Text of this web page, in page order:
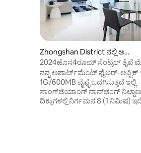
Zhongshan District ನಲ್ಲಿ ಅ
ಪಾರ್ಟ್‌ಮಂಟ್
2024ಹೊಸ4ರೂಮ್ ಸೆಂಟ್ರಲ್ ತೈಪೆ
ನಿಮಿಷದ ದೂರದಲ್ಲಿ 松江南京双鉄
ನನ್ನ ಅಪಾರ್ಟ್‌ಮೆಂಟ್ ಫೈಬರ್-
1G/600MB ವೈಫೈ ಒದಗಿಸುತ್ತದೆ ಇಲ್ಲಿ
ಸಾಂಗ್‌ಜಿಯಾಂಗ್ ನಾನ್‌ಜಿಂಗ್
ದಿಕ್ಕುಗಳಲ್ಲಿ ನಿರ್ಗಮನ 8 (1 ನಿಮಿಷ)